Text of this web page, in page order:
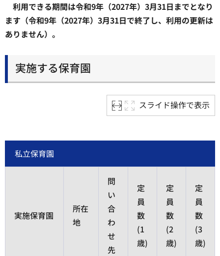
利用できる期間は令和9年（2027年）3月31日までとなり
ます（令和9年（2027年）3月31日で終了し、利用の更新は
ありません）。
実施する保育園
スライド操作で表示
私立保育園
実施保育園
所在
地
問
い
合
わ
せ
先
定
員
数
(1
歳)
定
員
数
(2
歳)
定
員
数
(3
歳)